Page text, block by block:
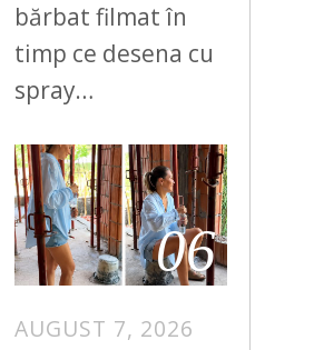
bărbat filmat în
timp ce desena cu
spray…
06
AUGUST 7, 2026